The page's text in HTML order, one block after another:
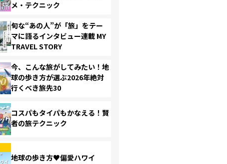
メ・テクニック
旬な“あの人”が「旅」をテー
マに語るインタビュー連載 MY
TRAVEL STORY
今、こんな旅がしてみたい！地
球の歩き方が選ぶ2026年絶対
行くべき旅先30
コスパもタイパもかなえる！賢
者の旅テクニック
地球の歩き方♥偏愛ハワイ